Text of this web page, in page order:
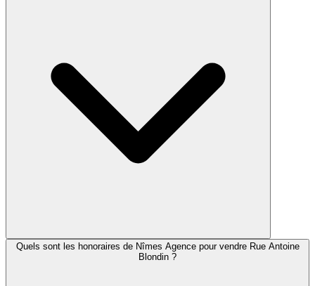
Quels sont les honoraires de Nîmes Agence pour vendre Rue Antoine
Blondin ?